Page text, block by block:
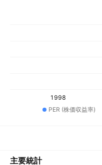
1998
PER (株価収益率)
主要統計